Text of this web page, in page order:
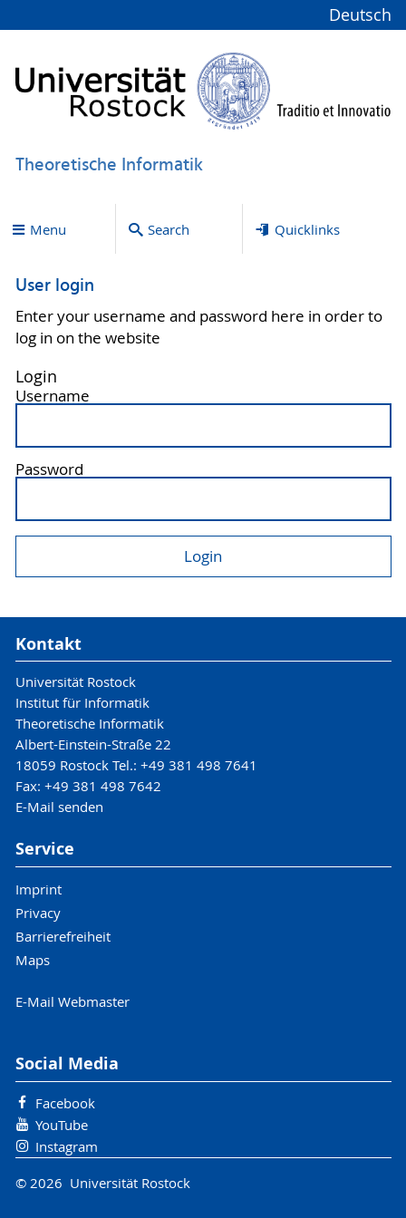
Deutsch
Theoretische Informatik
Menu Search Quicklinks
User login
Enter your username and password here in order to
log in on the website
Login
Username
Password
Kontakt
Universität Rostock
Institut für Informatik
Theoretische Informatik
Albert-Einstein-Straße 22
18059 Rostock Tel.: +49 381 498 7641
Fax: +49 381 498 7642
E-Mail senden
Service
Imprint
Privacy
Barrierefreiheit
Maps
E-Mail Webmaster
Social Media
Facebook
YouTube
Instagram
© 2026 Universität Rostock